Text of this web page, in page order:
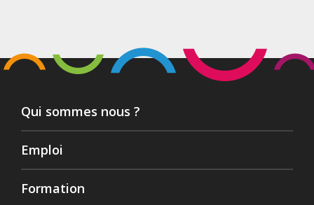
Qui sommes nous ?
Emploi
Formation